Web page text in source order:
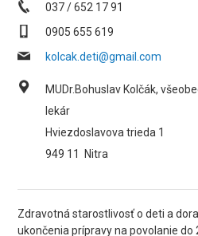
037 / 652 17 91
0905 655 619
kolcak.deti@gmail.com
MUDr.Bohuslav Kolčák,
lekár
Hviezdoslavova trieda 1
949 11
Nitra
Zdravotná starostlivosť o deti a
ukončenia prípravy na povolanie do